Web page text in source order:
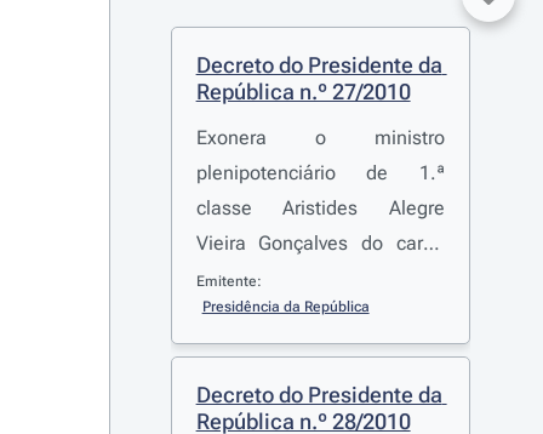
Decreto do Presidente da
República n.º 27/2010
Exonera o ministro
plenipotenciário de 1.ª
classe Aristides Alegre
Vieira Gonçalves do cargo
de Embaixador de Portugal
em Riade
Emitente:
Presidência da República
Decreto do Presidente da
República n.º 28/2010